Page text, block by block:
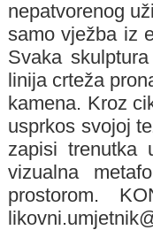
nepatvorenog
samo vježba iz
Svaka
linija crteža
kamena. Kroz
usprkos svojoj
zapisi trenutka
vizualna
prostorom.